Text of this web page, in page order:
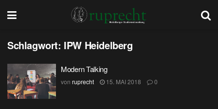
Schlagwort: IPW Heidelberg
Modern Talking
von ruprecht 15. MAI 2018 0